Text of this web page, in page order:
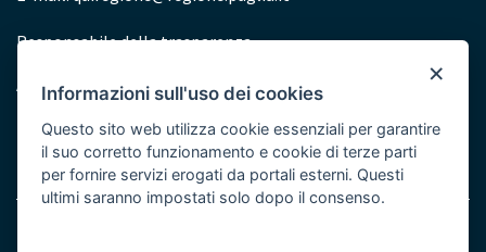
Redazione
Responsabile della trasparenza
Accessibilità
×
Informazioni sull'uso dei cookies
Questo sito web utilizza cookie essenziali per garantire
il suo corretto funzionamento e cookie di terze parti
per fornire servizi erogati da portali esterni. Questi
ultimi saranno impostati solo dopo il consenso.